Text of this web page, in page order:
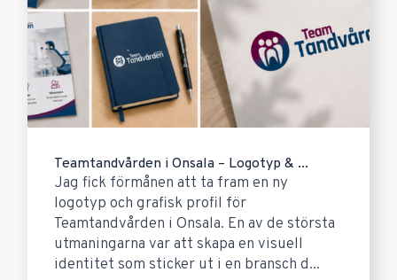
Teamtandvården i Onsala – Logotyp & ...
Jag fick förmånen att ta fram en ny
logotyp och grafisk profil för
Teamtandvården i Onsala. En av de största
utmaningarna var att skapa en visuell
identitet som sticker ut i en bransch d...